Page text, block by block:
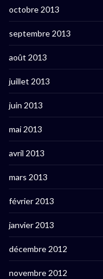
octobre 2013
septembre 2013
août 2013
juillet 2013
juin 2013
mai 2013
avril 2013
mars 2013
février 2013
janvier 2013
décembre 2012
novembre 2012